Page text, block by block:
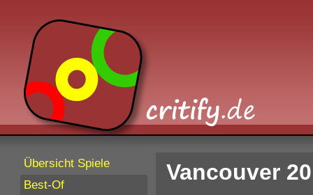
Vancouver
Übersicht Spiele
Best-Of